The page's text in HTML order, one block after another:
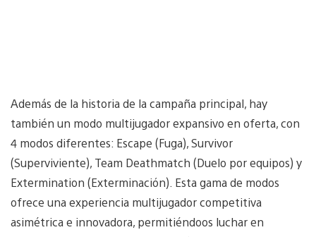
Además de la historia de la campaña principal, hay
también un modo multijugador expansivo en oferta, con
4 modos diferentes: Escape (Fuga), Survivor
(Superviviente), Team Deathmatch (Duelo por equipos) y
Extermination (Exterminación). Esta gama de modos
ofrece una experiencia multijugador competitiva
asimétrica e innovadora, permitiéndoos luchar en